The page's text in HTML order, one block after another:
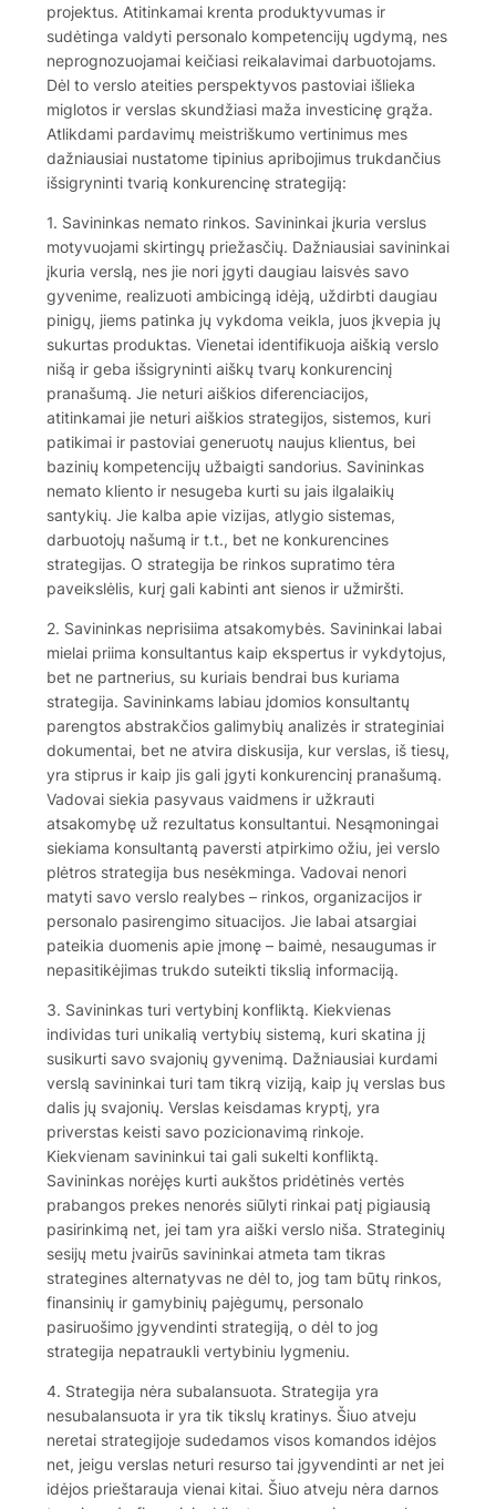
projektus. Atitinkamai krenta produktyvumas ir
sudėtinga valdyti personalo kompetencijų ugdymą, nes
neprognozuojamai keičiasi reikalavimai darbuotojams.
Dėl to verslo ateities perspektyvos pastoviai išlieka
miglotos ir verslas skundžiasi maža investicinę grąža.
Atlikdami pardavimų meistriškumo vertinimus mes
dažniausiai nustatome tipinius apribojimus trukdančius
išsigryninti tvarią konkurencinę strategiją:
1. Savininkas nemato rinkos. Savininkai įkuria verslus
motyvuojami skirtingų priežasčių. Dažniausiai savininkai
įkuria verslą, nes jie nori įgyti daugiau laisvės savo
gyvenime, realizuoti ambicingą idėją, uždirbti daugiau
pinigų, jiems patinka jų vykdoma veikla, juos įkvepia jų
sukurtas produktas. Vienetai identifikuoja aiškią verslo
nišą ir geba išsigryninti aiškų tvarų konkurencinį
pranašumą. Jie neturi aiškios diferenciacijos,
atitinkamai jie neturi aiškios strategijos, sistemos, kuri
patikimai ir pastoviai generuotų naujus klientus, bei
bazinių kompetencijų užbaigti sandorius. Savininkas
nemato kliento ir nesugeba kurti su jais ilgalaikių
santykių. Jie kalba apie vizijas, atlygio sistemas,
darbuotojų našumą ir t.t., bet ne konkurencines
strategijas. O strategija be rinkos supratimo tėra
paveikslėlis, kurį gali kabinti ant sienos ir užmiršti.
2. Savininkas neprisiima atsakomybės. Savininkai labai
mielai priima konsultantus kaip ekspertus ir vykdytojus,
bet ne partnerius, su kuriais bendrai bus kuriama
strategija. Savininkams labiau įdomios konsultantų
parengtos abstrakčios galimybių analizės ir strateginiai
dokumentai, bet ne atvira diskusija, kur verslas, iš tiesų,
yra stiprus ir kaip jis gali įgyti konkurencinį pranašumą.
Vadovai siekia pasyvaus vaidmens ir užkrauti
atsakomybę už rezultatus konsultantui. Nesąmoningai
siekiama konsultantą paversti atpirkimo ožiu, jei verslo
plėtros strategija bus nesėkminga. Vadovai nenori
matyti savo verslo realybes – rinkos, organizacijos ir
personalo pasirengimo situacijos. Jie labai atsargiai
pateikia duomenis apie įmonę – baimė, nesaugumas ir
nepasitikėjimas trukdo suteikti tikslią informaciją.
3. Savininkas turi vertybinį konfliktą. Kiekvienas
individas turi unikalią vertybių sistemą, kuri skatina jį
susikurti savo svajonių gyvenimą. Dažniausiai kurdami
verslą savininkai turi tam tikrą viziją, kaip jų verslas bus
dalis jų svajonių. Verslas keisdamas kryptį, yra
priverstas keisti savo pozicionavimą rinkoje.
Kiekvienam savininkui tai gali sukelti konfliktą.
Savininkas norėjęs kurti aukštos pridėtinės vertės
prabangos prekes nenorės siūlyti rinkai patį pigiausią
pasirinkimą net, jei tam yra aiški verslo niša. Strateginių
sesijų metu įvairūs savininkai atmeta tam tikras
strategines alternatyvas ne dėl to, jog tam būtų rinkos,
finansinių ir gamybinių pajėgumų, personalo
pasiruošimo įgyvendinti strategiją, o dėl to jog
strategija nepatraukli vertybiniu lygmeniu.
4. Strategija nėra subalansuota. Strategija yra
nesubalansuota ir yra tik tikslų kratinys. Šiuo atveju
neretai strategijoje sudedamos visos komandos idėjos
net, jeigu verslas neturi resurso tai įgyvendinti ar net jei
idėjos prieštarauja vienai kitai. Šiuo atveju nėra darnos